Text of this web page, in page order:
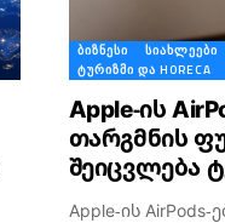
ᲑᲘᲖᲜᲔᲡᲘ ᲡᲘᲐᲮᲚᲔᲔᲑᲘ
ᲢᲣᲠᲘᲖᲛᲘ ᲓᲐ HORECA
Apple-ის
თარგმნის
შეიცვლება
Apple-ის